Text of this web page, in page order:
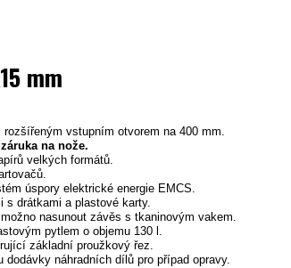
mm
vstupním otvorem na 400 mm.
na nože.
velkých formátů.
úspory elektrické energie EMCS.
s drátkami a plastové karty.
nasunout závěs s tkaninovým vakem.
pytlem o objemu 130 l.
základní proužkový řez.
náhradních dílů pro případ opravy.